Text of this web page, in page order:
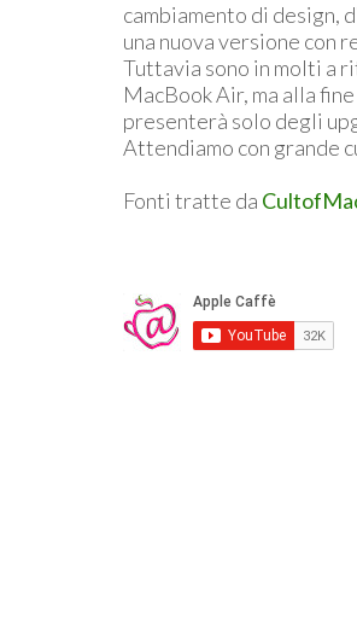
cambiamento di design,
una nuova versione con
Tuttavia sono in molti a
MacBook Air, ma alla
presenterà solo degli
Attendiamo con grande
Fonti tratte da